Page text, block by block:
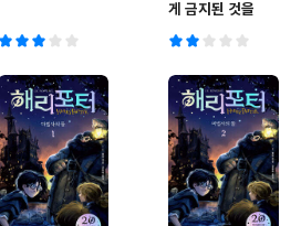
게 금지된 것을